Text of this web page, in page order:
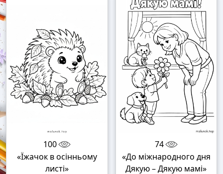
100
«Їжачок в осінньому
листі»
74
«До міжнародного дня
Дякую – Дякую мамі»